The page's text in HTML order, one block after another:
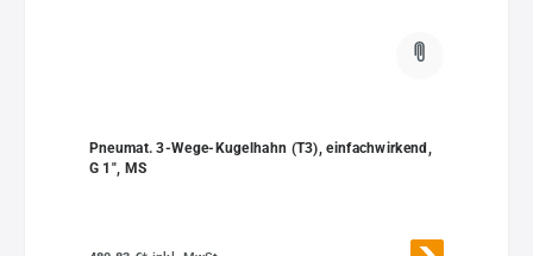
Pneumat. 3-Wege-Kugelhahn (T3), einfachwirkend,
G 1", MS